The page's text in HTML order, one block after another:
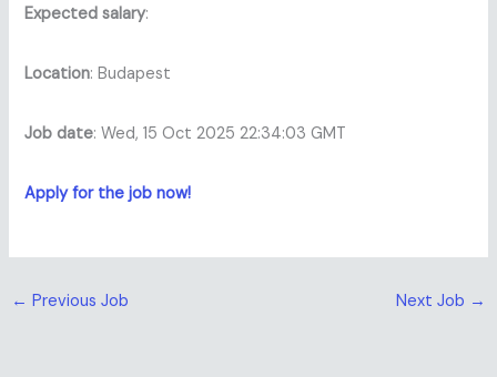
Expected salary:
Location: Budapest
Job date: Wed, 15 Oct 2025 22:34:03 GMT
Apply for the job now!
← Previous Job Next Job →